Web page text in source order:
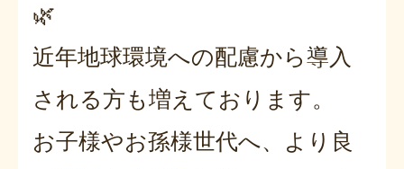
🌿
近年地球環境への配慮から導入
される方も増えております。
お子様やお孫様世代へ、より良